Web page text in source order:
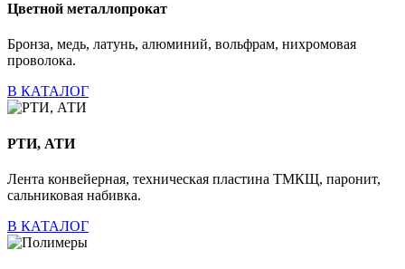
Цветной металлопрокат
Бронза, медь, латунь, алюминий, вольфрам, нихромовая
проволока.
В КАТАЛОГ
РТИ, АТИ
Лента конвейерная, техническая пластина ТМКЩ, паронит,
сальниковая набивка.
В КАТАЛОГ